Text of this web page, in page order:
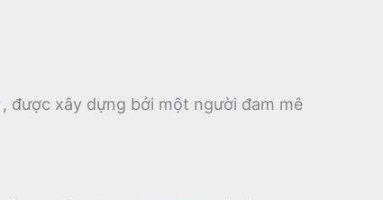
, được xây dựng bởi một người đam mê